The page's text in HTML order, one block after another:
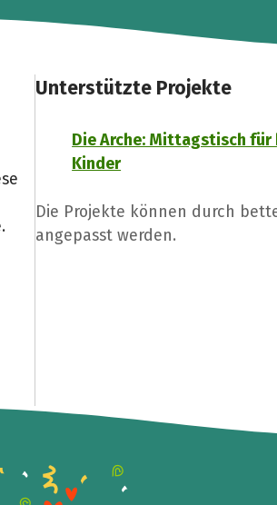
Unterstützte Projekte
Die Arche: Mittagstisch
Kinder
Die Projekte können durch
angepasst werden.